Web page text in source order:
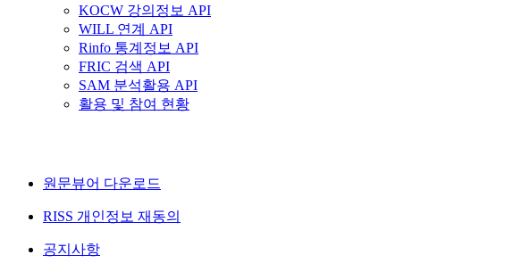
KOCW 강의정보 API
WILL 연계 API
Rinfo 통계정보 API
FRIC 검색 API
SAM 분석활용 API
활용 및 참여 현황
원문뷰어 다운로드
RISS 개인정보 재동의
공지사항